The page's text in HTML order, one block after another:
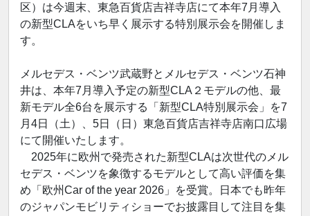
区）は今週末、東急百貨店吉祥寺店にて本年7月導入
の新型CLAをいち早く展示する特別展示会を開催しま
す。
メルセデス・ベンツ武蔵野とメルセデス・ベンツ石神
井は、本年7月導入予定の新型CLA２モデルの他、最
新モデル全6台を展示する「新型CLA特別展示会」を7
月4日（土）、5日（日）東急百貨店吉祥寺店南口広場
にて開催いたします。
2025年に欧州で発売された新型CLAは次世代のメル
セデス・ベンツを象徴するモデルとして高い評価を集
め「欧州Car of the year 2026」を受賞。日本でも昨年
のジャパンモビリティショーでお披露目して注目を集